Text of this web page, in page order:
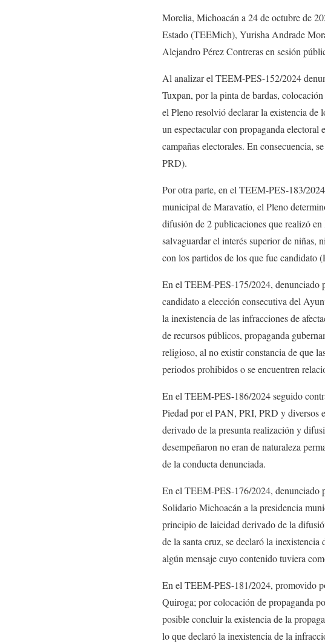
Morelia, Michoacán a 24 de octubre de
Estado (TEEMich), Yurisha Andrade
Alejandro Pérez Contreras en sesión
Al analizar el TEEM-PES-152/2024
Tuxpan, por la pinta de bardas,
el Pleno resolvió declarar la existencia de
un espectacular con propaganda
campañas electorales. En consecuencia,
PRD).
Por otra parte, en el TEEM-PES-183/
municipal de Maravatío, el Pleno
difusión de 2 publicaciones que realizó
salvaguardar el interés superior de niñas,
con los partidos de los que fue candidato
En el TEEM-PES-175/2024, denunciado
candidato a elección consecutiva del
la inexistencia de las infracciones de
de recursos públicos, propaganda
religioso, al no existir constancia de que
periodos prohibidos o se encuentren
En el TEEM-PES-186/2024 seguido
Piedad por el PAN, PRI, PRD y diversos
derivado de la presunta realización y
desempeñaron no eran de naturaleza
de la conducta denunciada.
En el TEEM-PES-176/2024, denunciado
Solidario Michoacán a la presidencia
principio de laicidad derivado de la
de la santa cruz, se declaró la
algún mensaje cuyo contenido tuviera
En el TEEM-PES-181/2024, promovido
Quiroga; por colocación de propaganda
posible concluir la existencia de la
lo que declaró la inexistencia de la